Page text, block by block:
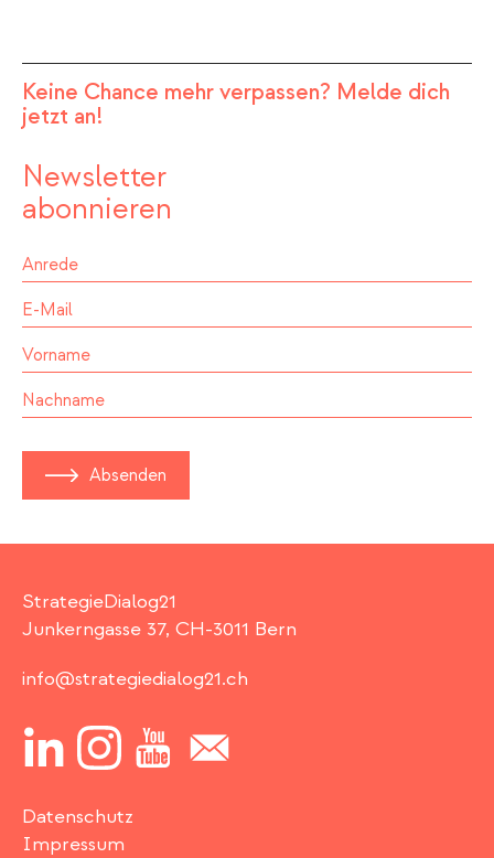
Keine Chance mehr verpassen? Melde dich
jetzt an!
Newsletter
abonnieren
Absenden
StrategieDialog21
Junkerngasse 37, CH-3011 Bern
info@strategiedialog21.ch
Datenschutz
Impressum